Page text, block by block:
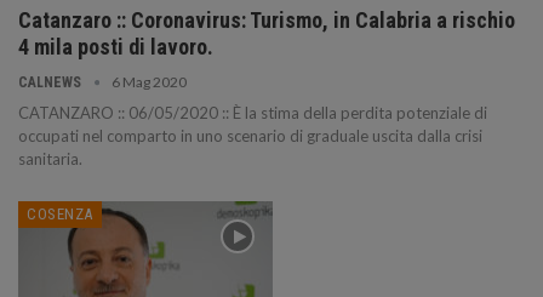
Catanzaro :: Coronavirus: Turismo, in Calabria a rischio
4 mila posti di lavoro.
CALNEWS 6 Mag 2020
CATANZARO :: 06/05/2020 :: È la stima della perdita potenziale di
occupati nel comparto in uno scenario di graduale uscita dalla crisi
sanitaria.
COSENZA